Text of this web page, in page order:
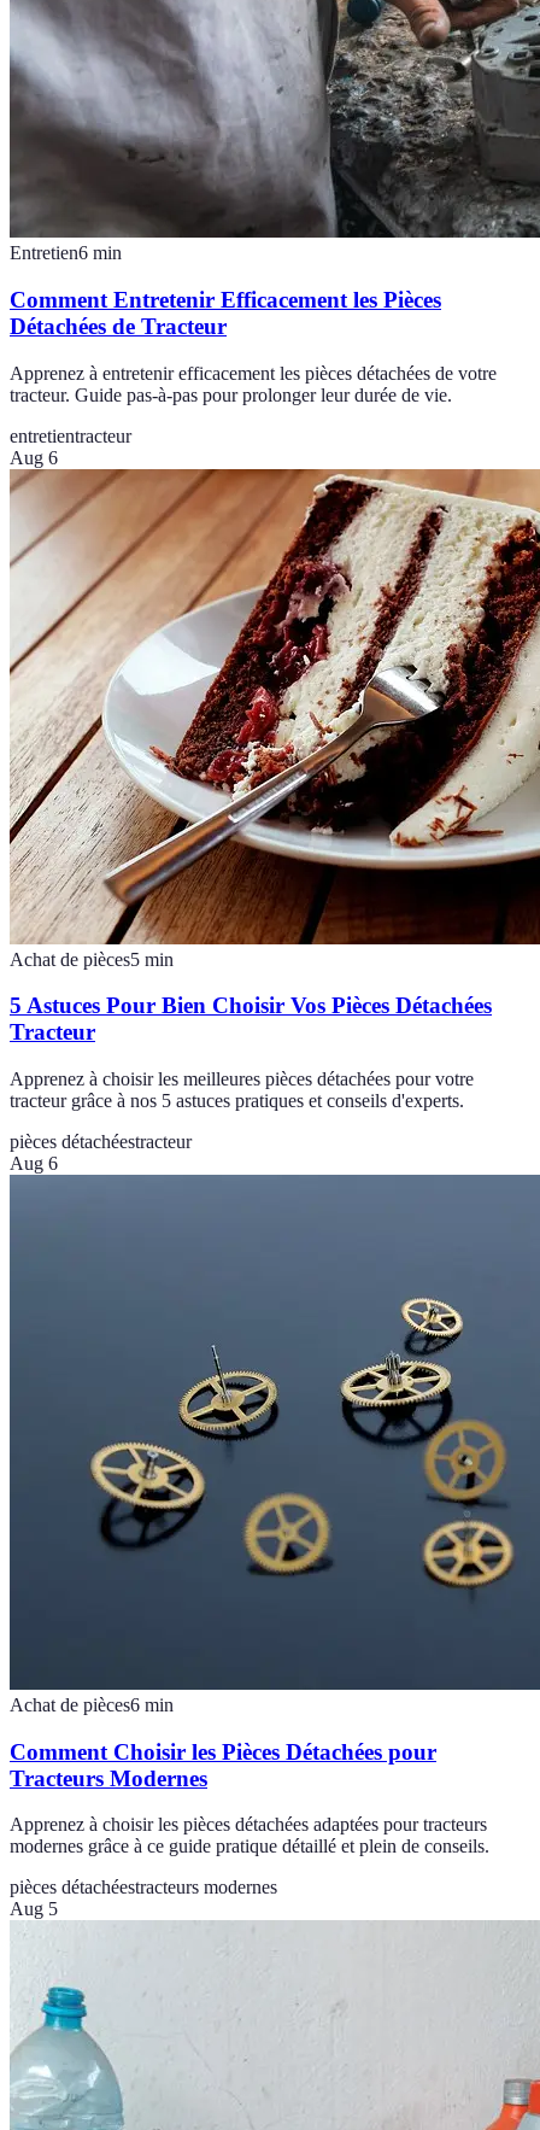
Entretien6 min
Comment Entretenir Efficacement les Pièces
Détachées de Tracteur
Apprenez à entretenir efficacement les pièces détachées de votre
tracteur. Guide pas-à-pas pour prolonger leur durée de vie.
entretientracteur
Aug 6
Achat de pièces5 min
5 Astuces Pour Bien Choisir Vos Pièces Détachées
Tracteur
Apprenez à choisir les meilleures pièces détachées pour votre
tracteur grâce à nos 5 astuces pratiques et conseils d'experts.
pièces détachéestracteur
Aug 6
Achat de pièces6 min
Comment Choisir les Pièces Détachées pour
Tracteurs Modernes
Apprenez à choisir les pièces détachées adaptées pour tracteurs
modernes grâce à ce guide pratique détaillé et plein de conseils.
pièces détachéestracteurs modernes
Aug 5